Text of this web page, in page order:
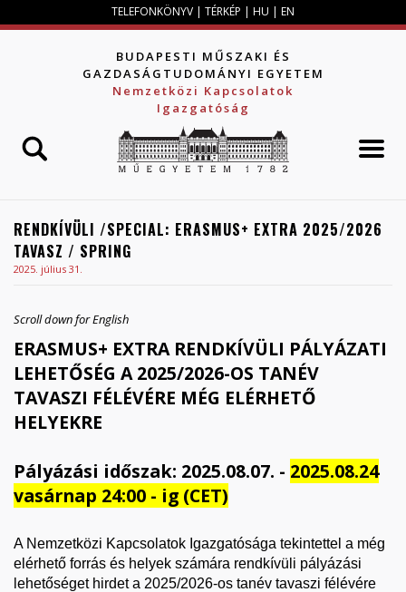
Jump to navigation
TELEFONKÖNYV | TÉRKÉP | HU | EN
BUDAPESTI MŰSZAKI ÉS
GAZDASÁGTUDOMÁNYI EGYETEM
Nemzetközi Kapcsolatok
Igazgatóság
RENDKÍVÜLI /SPECIAL: ERASMUS+ EXTRA 2025/2026
TAVASZ / SPRING
2025. július 31.
Scroll down for English
ERASMUS+ EXTRA RENDKÍVÜLI PÁLYÁZATI
LEHETŐSÉG A 2025/2026-OS TANÉV
TAVASZI FÉLÉVÉRE MÉG ELÉRHETŐ
HELYEKRE
Pályázási időszak: 2025.08.07. - 2025.08.24
vasárnap 24:00 - ig (CET)
A Nemzetközi Kapcsolatok Igazgatósága tekintettel a még
elérhető forrás és helyek számára rendkívüli pályázási
lehetőséget hirdet a 2025/2026-os tanév tavaszi félévére